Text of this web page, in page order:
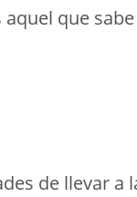
que
de llevar a